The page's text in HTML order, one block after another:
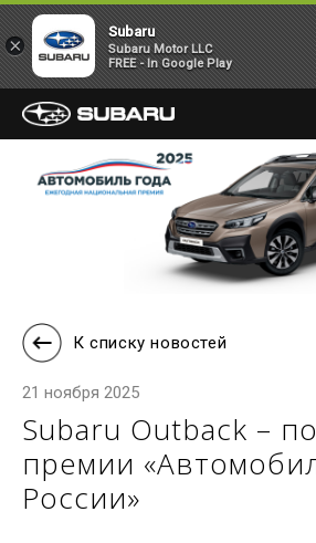
К списку новостей
21 ноября 2025
Subaru Outback –
премии
России»
×
Subaru
Subaru Motor LLC
FREE - In Google Play